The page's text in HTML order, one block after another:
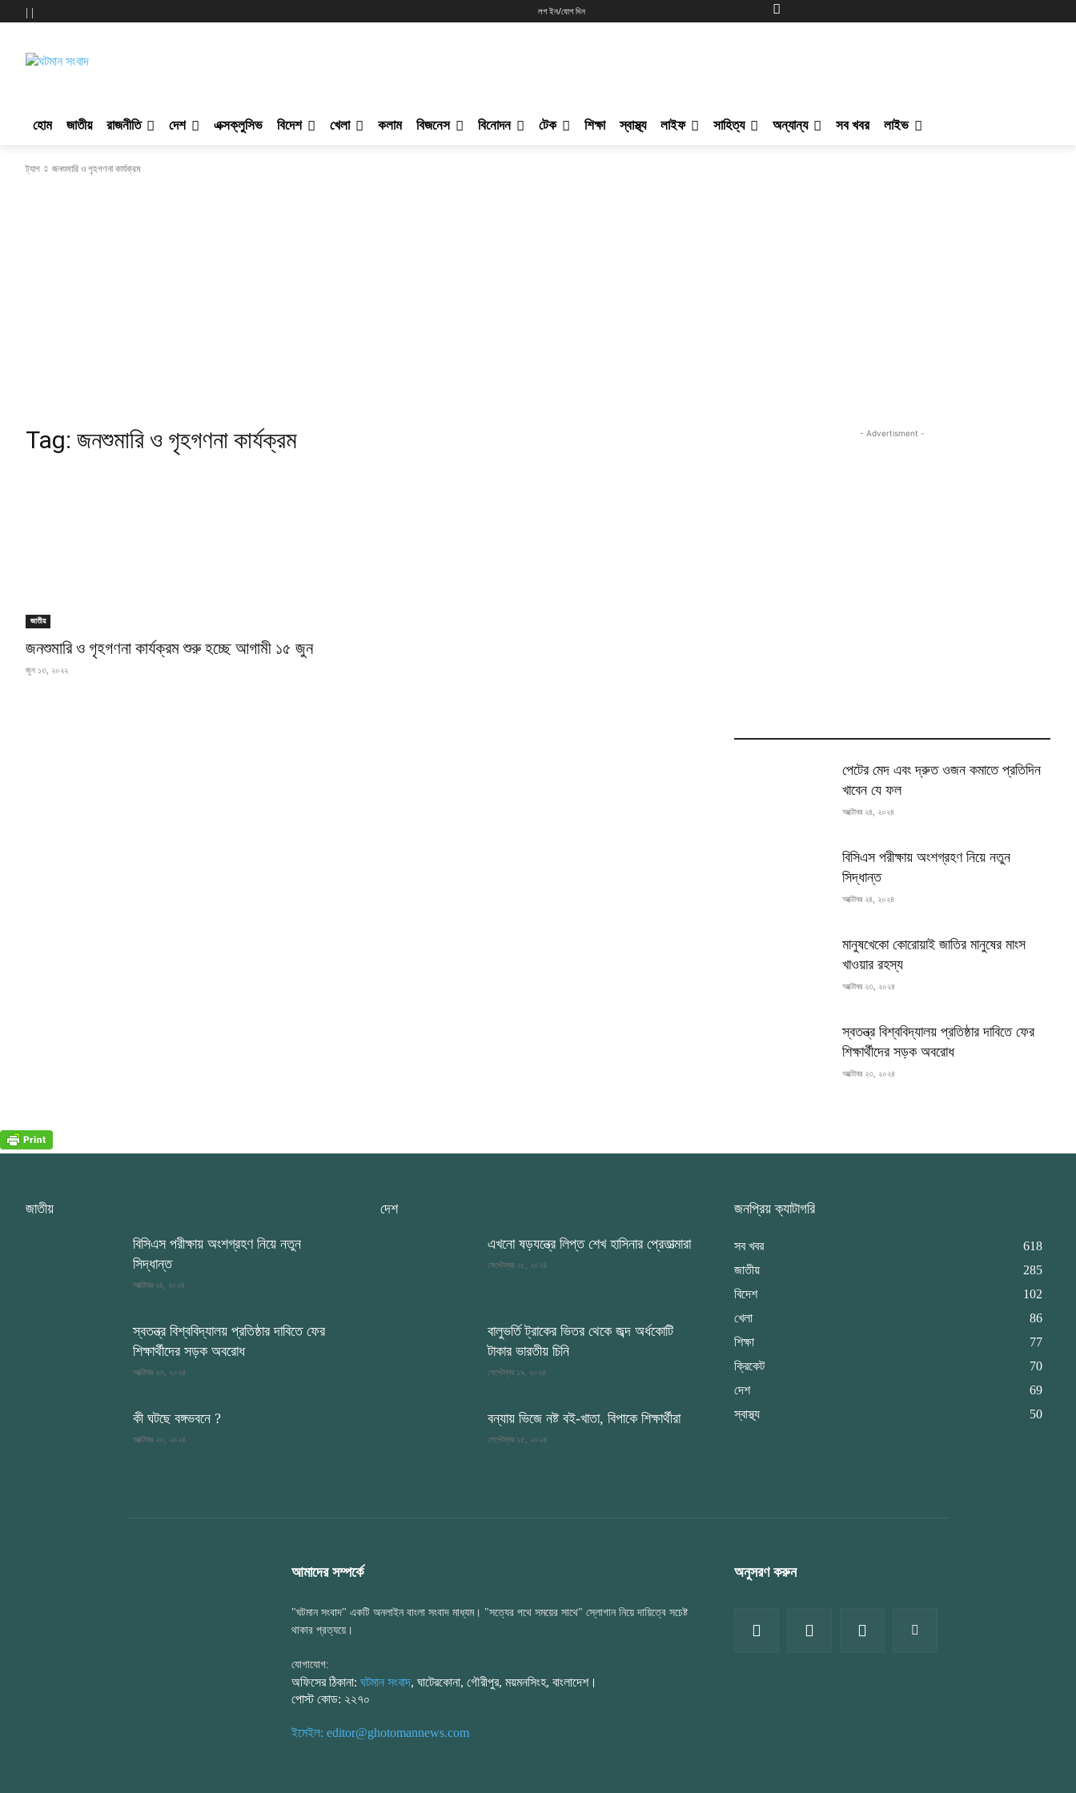
| | লগ ইন/যোগ দিন
হোম জাতীয় রাজনীতি দেশ এক্সক্লুসিভ বিদেশ খেলা কলাম বিজনেস বিনোদন টেক শিক্ষা স্বাস্থ্য লাইফ সাহিত্য অন্যান্য সব খবর লাইভ
ট্যাগ জনশুমারি ও গৃহগণনা কার্যক্রম
Tag: জনশুমারি ও গৃহগণনা কার্যক্রম
জাতীয়
জনশুমারি ও গৃহগণনা কার্যক্রম শুরু হচ্ছে আগামী ১৫ জুন
জুন ১৩, ২০২২
- Advertisment -
পেটের মেদ এবং দ্রুত ওজন কমাতে প্রতিদিন
খাবেন যে ফল
অক্টোবর ২৪, ২০২৪
বিসিএস পরীক্ষায় অংশগ্রহণ নিয়ে নতুন
সিদ্ধান্ত
অক্টোবর ২৪, ২০২৪
মানুষখেকো কোরোয়াই জাতির মানুষের মাংস
খাওয়ার রহস্য
অক্টোবর ২৩, ২০২৪
স্বতন্ত্র বিশ্ববিদ্যালয় প্রতিষ্ঠার দাবিতে ফের
শিক্ষার্থীদের সড়ক অবরোধ
অক্টোবর ২৩, ২০২৪
জাতীয়
বিসিএস পরীক্ষায় অংশগ্রহণ নিয়ে নতুন
সিদ্ধান্ত
অক্টোবর ২৪, ২০২৪
স্বতন্ত্র বিশ্ববিদ্যালয় প্রতিষ্ঠার দাবিতে ফের
শিক্ষার্থীদের সড়ক অবরোধ
অক্টোবর ২৩, ২০২৪
কী ঘটছে বঙ্গভবনে ?
অক্টোবর ২৩, ২০২৪
দেশ
এখনো ষড়যন্ত্রে লিপ্ত শেখ হাসিনার প্রেতাত্মারা
সেপ্টেম্বর ২৫, ২০২৪
বালুভর্তি ট্রাকের ভিতর থেকে জব্দ অর্ধকোটি
টাকার ভারতীয় চিনি
সেপ্টেম্বর ১৯, ২০২৪
বন্যায় ভিজে নষ্ট বই-খাতা, বিপাকে শিক্ষার্থীরা
সেপ্টেম্বর ১৫, ২০২৪
জনপ্রিয় ক্যাটাগরি
সব খবর
618
জাতীয়
285
বিদেশ
102
খেলা
86
শিক্ষা
77
ক্রিকেট
70
দেশ
69
স্বাস্থ্য
50
আমাদের সম্পর্কে
"ঘটমান সংবাদ" একটি অনলাইন বাংলা সংবাদ মাধ্যম। "সত্যের পথে সময়ের সাথে" স্লোগান নিয়ে দায়িত্বে সচেষ্ট
থাকার প্রত্যয়ে।
যোগাযোগ:
অফিসের ঠিকানা: ঘটমান সংবাদ, ঘাটেরকোনা, গৌরীপুর, ময়মনসিংহ, বাংলাদেশ।
পোস্ট কোড: ২২৭০
ইমেইল: editor@ghotomannews.com
অনুসরণ করুন